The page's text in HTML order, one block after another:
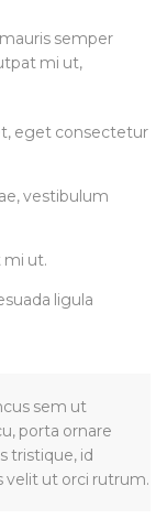
semper
mi ut,
eget consectetur
vestibulum
mi ut.
ligula
sem ut
porta ornare
tristique, id
velit ut orci rutrum.